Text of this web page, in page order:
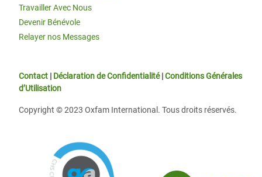
Travailler Avec Nous
Devenir Bénévole
Relayer nos Messages
Contact | Déclaration de Confidentialité|Conditions Générales
d’Utilisation
Copyright © 2023 Oxfam International. Tous droits réservés.